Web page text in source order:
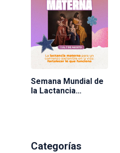
Semana Mundial de
la Lactancia
Categorías